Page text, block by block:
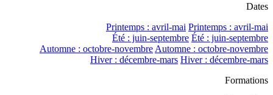
Dates
Printemps : avril-mai Printemps : avril-mai
Été : juin-septembre Été : juin-septembre
Automne : octobre-novembreAutomne : octobre-novembre
Hiver : décembre-mars Hiver : décembre-mars
Formations